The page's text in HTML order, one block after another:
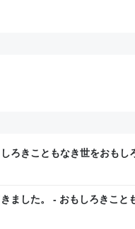
ろきこともなき世をおもし
ました。 - おもしろきこと